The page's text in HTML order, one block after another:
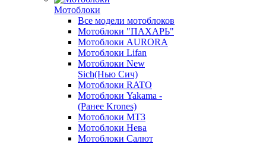
Мотоблоки
Все модели мотоблоков
Мотоблоки "ПАХАРЬ"
Мотоблоки AURORA
Мотоблоки Lifan
Мотоблоки New
Sich(Нью Сич)
Мотоблоки RATO
Мотоблоки Yakama -
(Ранее Krones)
Мотоблоки МТЗ
Мотоблоки Нева
Мотоблоки Салют